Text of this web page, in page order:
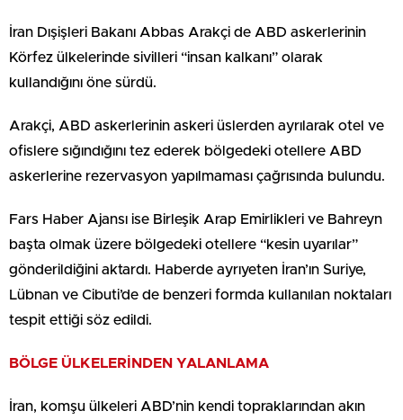
İran Dışişleri Bakanı Abbas Arakçi de ABD askerlerinin
Körfez ülkelerinde sivilleri “insan kalkanı” olarak
kullandığını öne sürdü.
Arakçi, ABD askerlerinin askeri üslerden ayrılarak otel ve
ofislere sığındığını tez ederek bölgedeki otellere ABD
askerlerine rezervasyon yapılmaması çağrısında bulundu.
Fars Haber Ajansı ise Birleşik Arap Emirlikleri ve Bahreyn
başta olmak üzere bölgedeki otellere “kesin uyarılar”
gönderildiğini aktardı. Haberde ayrıyeten İran’ın Suriye,
Lübnan ve Cibuti’de de benzeri formda kullanılan noktaları
tespit ettiği söz edildi.
BÖLGE ÜLKELERİNDEN YALANLAMA
İran, komşu ülkeleri ABD’nin kendi topraklarından akın